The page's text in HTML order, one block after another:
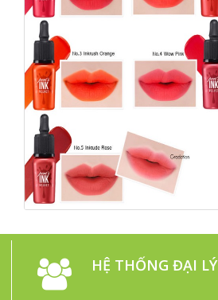
HỆ THỐNG ĐẠI LÝ